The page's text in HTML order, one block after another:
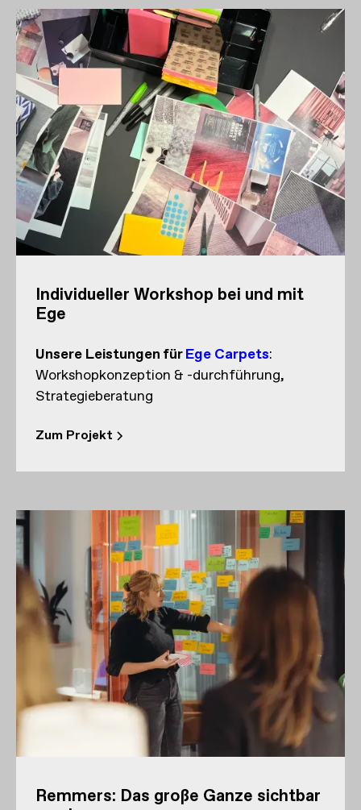
Individueller Workshop bei und mit
Ege
Unsere Leistungen fürEge Carpets:
Workshopkonzeption & -durchführung
Strategieberatung
Zum Projekt
Remmers: Das große Ganze sichtbar